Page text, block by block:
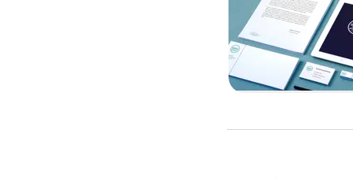
fourres, BVR,
Finitions
Découpe,